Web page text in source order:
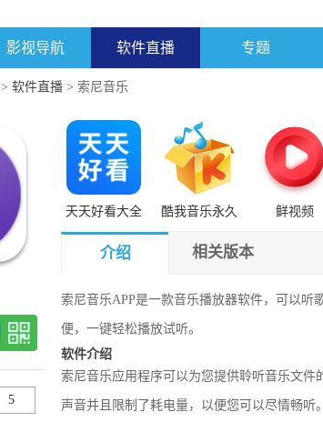
影视导航 软件直播 专题
> 软件直播 > 索尼音乐
5
天天好看大全
酷我音乐永久
vip播放器下载
鲜视频
介绍 相关版本
索尼音乐APP是一款音乐播放器软件，可以听
便，一键轻松播放试听。
软件介绍
索尼音乐应用程序可以为您提供聆听音乐文
声音并且限制了耗电量，以便您可以尽情畅听。